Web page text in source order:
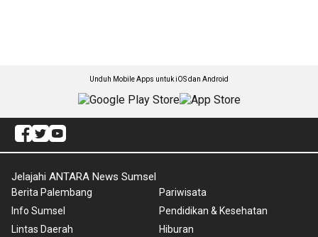
Unduh Mobile Apps untuk iOS dan Android
Jelajahi ANTARA News Sumsel
Berita Palembang
Info Sumsel
Lintas Daerah
Pariwisata
Pendidikan & Kesehatan
Hiburan